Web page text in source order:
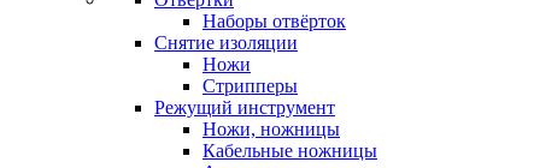
Наборы отвёрток
Снятие изоляции
Ножи
Стрипперы
Режущий инструмент
Ножи, ножницы
Кабельные ножницы